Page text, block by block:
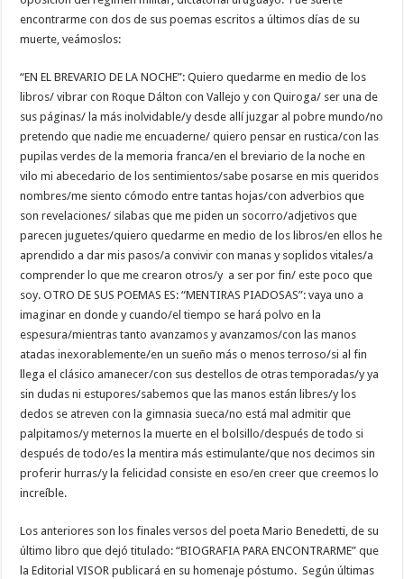
encontrarme con dos de sus poemas escritos a últimos días de su
muerte, veámoslos:
“EN EL BREVARIO DE LA NOCHE”: Quiero quedarme en medio de los
libros/ vibrar con Roque Dálton con Vallejo y con Quiroga/ ser una de
sus páginas/ la más inolvidable/y desde allí juzgar al pobre mundo/no
pretendo que nadie me encuaderne/ quiero pensar en rustica/con las
pupilas verdes de la memoria franca/en el breviario de la noche en
vilo mi abecedario de los sentimientos/sabe posarse en mis queridos
nombres/me siento cómodo entre tantas hojas/con adverbios que
son revelaciones/ silabas que me piden un socorro/adjetivos que
parecen juguetes/quiero quedarme en medio de los libros/en ellos he
aprendido a dar mis pasos/a convivir con manas y soplidos vitales/a
comprender lo que me crearon otros/y a ser por fin/ este poco que
soy. OTRO DE SUS POEMAS ES: “MENTIRAS PIADOSAS”: vaya uno a
imaginar en donde y cuando/el tiempo se hará polvo en la
espesura/mientras tanto avanzamos y avanzamos/con las manos
atadas inexorablemente/en un sueño más o menos terroso/si al fin
llega el clásico amanecer/con sus destellos de otras temporadas/y ya
sin dudas ni estupores/sabemos que las manos están libres/y los
dedos se atreven con la gimnasia sueca/no está mal admitir que
palpitamos/y meternos la muerte en el bolsillo/después de todo si
después de todo/es la mentira más estimulante/que nos decimos sin
proferir hurras/y la felicidad consiste en eso/en creer que creemos lo
increíble.
Los anteriores son los finales versos del poeta Mario Benedetti, de su
último libro que dejó titulado: “BIOGRAFIA PARA ENCONTRARME” que
la Editorial VISOR publicará en su homenaje póstumo. Según últimas